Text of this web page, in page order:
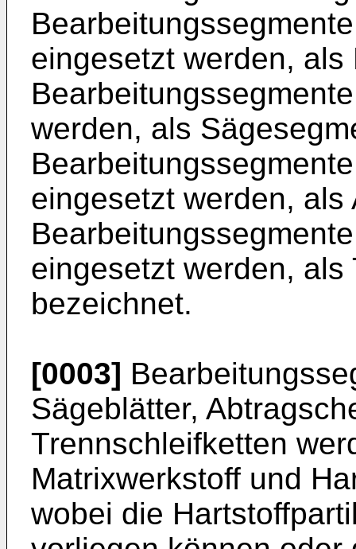
eingesetzt werden, als
werden, als
eingesetzt werden,
eingesetzt werden,
bezeichnet.
[0003]
Sägeblätter,
Trennschleifketten
Matrixwerkstoff und
wobei die